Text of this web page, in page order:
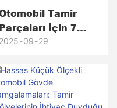
Tamir
Parçaları İçin 7
Günlük Teslimat
Üretim
Nasıl Aktif
Getiriyor?
2025 09 29